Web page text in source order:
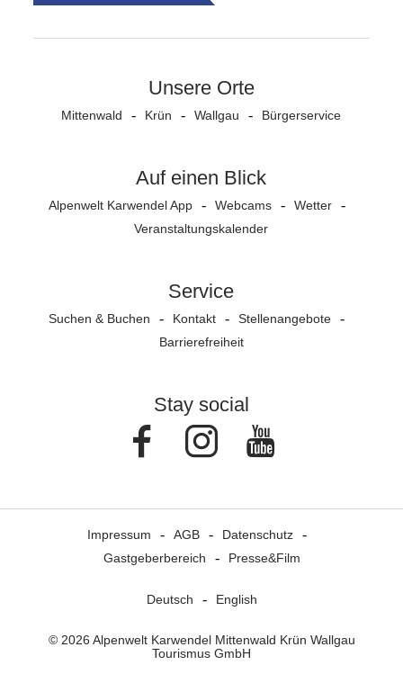
Unsere Orte
Mittenwald Krün Wallgau Bürgerservice
Auf einen Blick
Alpenwelt Karwendel App Webcams
Wetter
Veranstaltungs­kalender
Service
Suchen & Buchen Kontakt
Stellenangebote
Barrierefreiheit
Stay social
FacebookInstagram
Impressum AGB
Datenschutz
Gastgeberbereich
Presse&Film
Deutsch English
© 2026 Alpenwelt Karwendel Mittenwald Krün Wallgau
Tourismus GmbH